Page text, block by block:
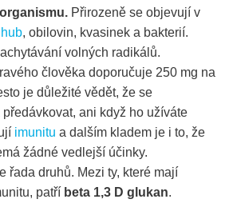
Přirozeně se objevují v
hub, obilovin, kvasinek a bakterií.
volných radikálů.
člověka doporučuje 250 mg na
je důležité vědět, že se
ani když ho užíváte
imunitu a dalším kladem je i to, že
žádné vedlejší účinky.
řada druhů. Mezi ty, které mají
patří beta 1,3 D glukan.